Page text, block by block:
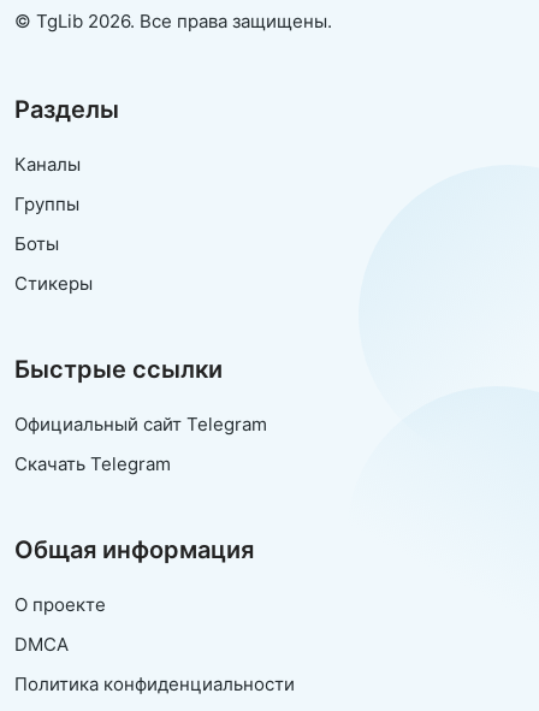
© TgLib 2026. Все права защищены.
Разделы
Каналы
Группы
Боты
Стикеры
Быстрые ссылки
Официальный сайт Telegram
Скачать Telegram
Общая информация
О проекте
DMCA
Политика конфиденциальности